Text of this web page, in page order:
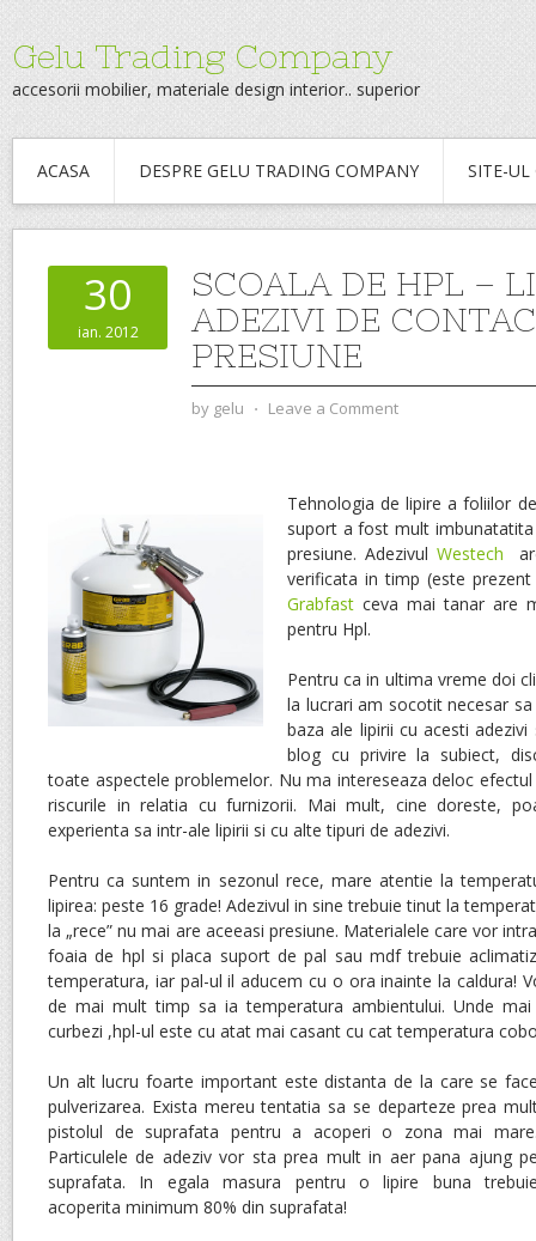
Gelu Trading Company
accesorii mobilier, materiale design interior.. superior
ACASA DESPRE GELU TRADING COMPANY SITE-UL
30
ian. 2012
SCOALA DE HPL –
ADEZIVI DE
PRESIUNE
by gelu ⋅ Leave a Comment
Tehnologia de lipire a foliilor
suport a fost mult
presiune. Adezivul Westech
verificata in timp (este
Grabfast ceva mai tanar are
pentru Hpl.
Pentru ca in ultima vreme doi
la lucrari am socotit necesar
baza ale lipirii cu acesti
blog cu privire la subiect,
toate aspectele problemelor. Nu ma intereseaza deloc
riscurile in relatia cu furnizorii. Mai mult, cine doreste,
experienta sa intr-ale lipirii si cu alte tipuri de adezivi.
Pentru ca suntem in sezonul rece, mare atentie la
lipirea: peste 16 grade! Adezivul in sine trebuie tinut la
la „rece” nu mai are aceeasi presiune. Materialele care vor
foaia de hpl si placa suport de pal sau mdf trebuie
temperatura, iar pal-ul il aducem cu o ora inainte la caldura!
de mai mult timp sa ia temperatura ambientului. Unde
curbezi ,hpl-ul este cu atat mai casant cu cat temperatura
Un alt lucru foarte important este distanta de la care se
pulverizarea. Exista mereu tentatia sa se departeze prea
pistolul de suprafata pentru a acoperi o zona mai
Particulele de adeziv vor sta prea mult in aer pana ajung
suprafata. In egala masura pentru o lipire buna
acoperita minimum 80% din suprafata!